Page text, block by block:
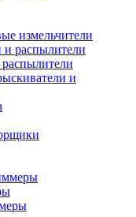
измельчители
и